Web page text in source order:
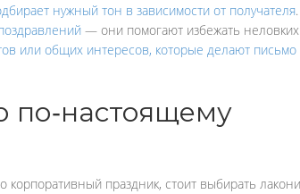
нужный тон в зависимости от получателя
— они помогают избежать
или общих интересов, которые делают
по‑настоящему
корпоративный праздник, стоит выбирать